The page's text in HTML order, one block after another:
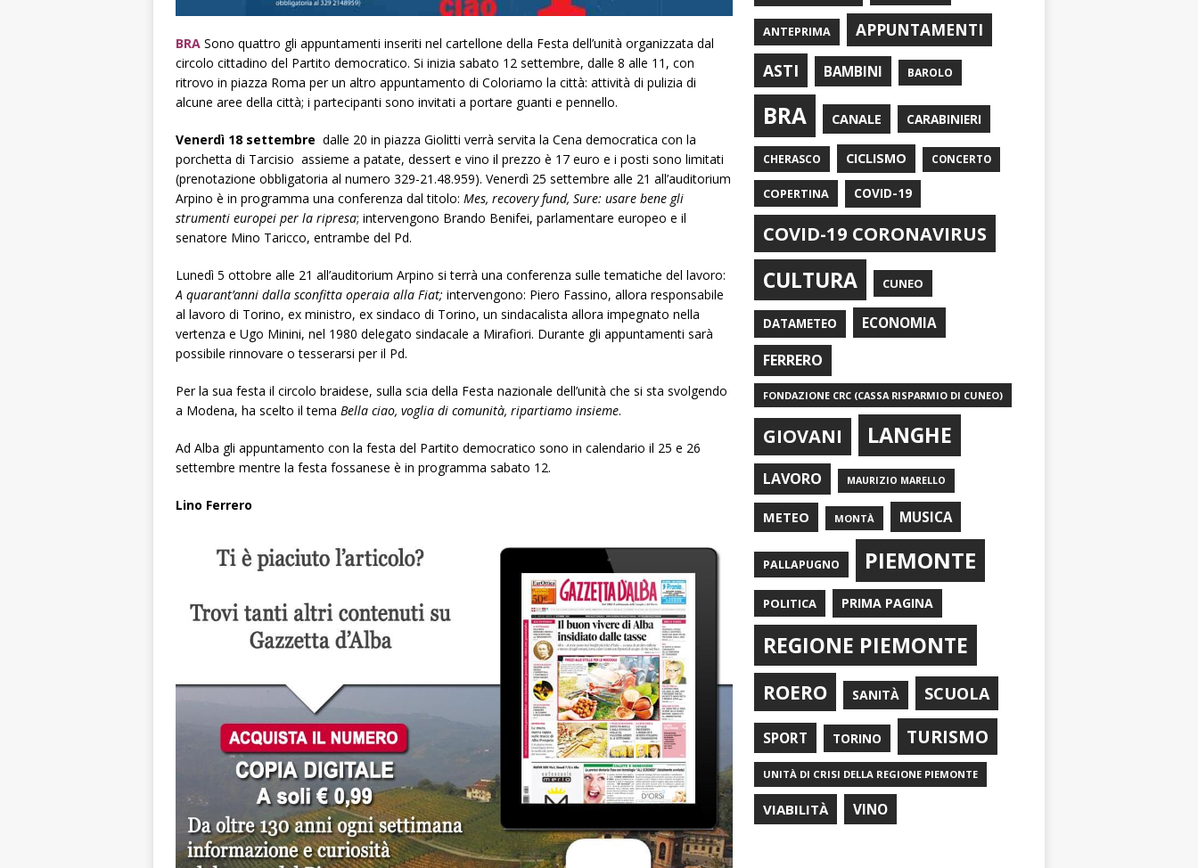
BRA Sono quattro gli appuntamenti inseriti nel cartellone della Festa dell’unità organizzata dal
circolo cittadino del Partito democratico. Si inizia sabato 12 settembre, dalle 8 alle 11, con
ritrovo in piazza Roma per un altro appuntamento di Coloriamo la città: attività di pulizia di
alcune aree della città; i partecipanti sono invitati a portare guanti e pennello.
Venerdì 18 settembre dalle 20 in piazza Giolitti verrà servita la Cena democratica con la
porchetta di Tarcisio assieme a patate, dessert e vino il prezzo è 17 euro e i posti sono limitati
(prenotazione obbligatoria al numero 329-21.48.959). Venerdì 25 settembre alle 21 all’auditorium
Arpino è in programma una conferenza dal titolo: Mes, recovery fund, Sure: usare bene gli
strumenti europei per la ripresa; intervengono Brando Benifei, parlamentare europeo e il
senatore Mino Taricco, entrambe del Pd.
Lunedì 5 ottobre alle 21 all’auditorium Arpino si terrà una conferenza sulle tematiche del lavoro:
A quarant’anni dalla sconfitta operaia alla Fiat; intervengono: Piero Fassino, allora responsabile
al lavoro di Torino, ex ministro, ex sindaco di Torino, un sindacalista allora impegnato nella
vertenza e Ugo Minini, nel 1980 delegato sindacale a Mirafiori. Durante gli appuntamenti sarà
possibile rinnovare o tesserarsi per il Pd.
Per la sua festa il circolo braidese, sulla scia della Festa nazionale dell’unità che si sta svolgendo
a Modena, ha scelto il tema Bella ciao, voglia di comunità, ripartiamo insieme.
Ad Alba gli appuntamento con la festa del Partito democratico sono in calendario il 25 e 26
settembre mentre la festa fossanese è in programma sabato 12.
Lino Ferrero
ANTEPRIMA
APPUNTAMENTI
ASTI
BAMBINI BAROLO
BRA CANALE CARABINIERI
CHERASCO CICLISMO CONCERTO
COPERTINA COVID-19
COVID-19 CORONAVIRUS
CULTURA CUNEO
DATAMETEO ECONOMIA
FERRERO
FONDAZIONE CRC (CASSA RISPARMIO DI CUNEO)
GIOVANI LANGHE
LAVORO MAURIZIO MARELLO
METEO MONTÀ MUSICA
PALLAPUGNO PIEMONTE
POLITICA PRIMA PAGINA
REGIONE PIEMONTE
ROERO SANITÀ SCUOLA
SPORT TORINO TURISMO
UNITÀ DI CRISI DELLA REGIONE PIEMONTE
VIABILITÀ VINO